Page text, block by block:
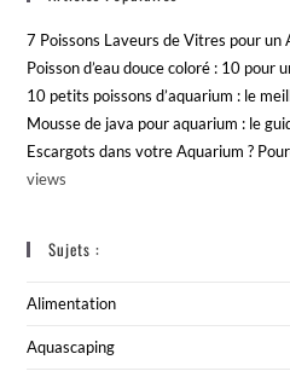
7 Poissons Laveurs de Vitres pour un
Poisson d’eau douce coloré : 10 pour
10 petits poissons d’aquarium : le
Mousse de java pour aquarium : le
Escargots dans votre Aquarium ?
views
Sujets :
Alimentation
Aquascaping